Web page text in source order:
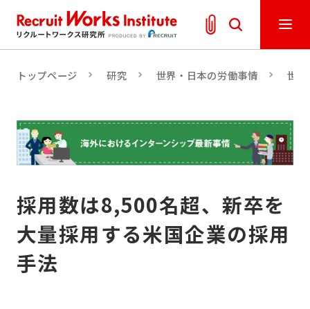
トップページ 研究 世界・日本の労働事情 世
採用数は8,500名超、新卒を
大量採用する米国企業の採用
手法